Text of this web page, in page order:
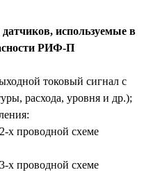
используемые в
РИФ-П
токовый сигнал с
расхода, уровня и др.);
проводной схеме
проводной схеме